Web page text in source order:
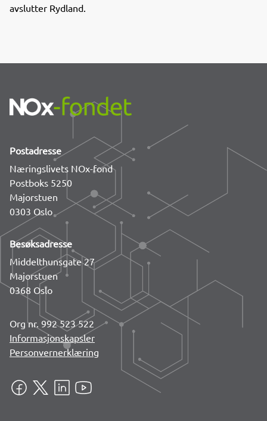
avslutter Rydland.
Postadresse
Næringslivets NOx-fond
Postboks 5250
Majorstuen
0303 Oslo
Besøksadresse
Middelthunsgate 27
Majorstuen
0368 Oslo
Org nr. 992 523 522
Informasjonskapsler
Personvernerklæring